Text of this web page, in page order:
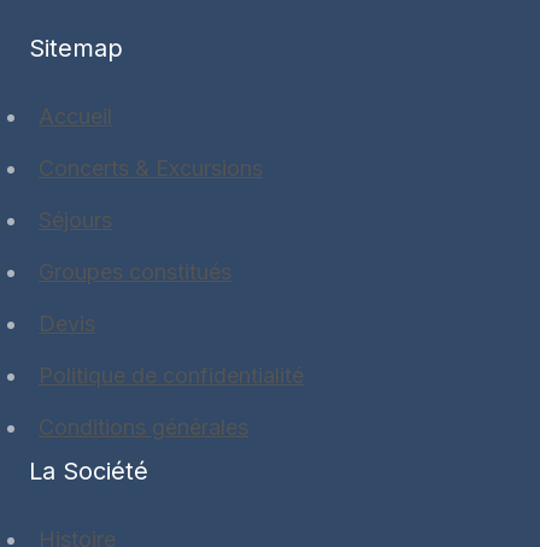
Sitemap
Accueil
Concerts & Excursions
Séjours
Groupes constitués
Devis
Politique de confidentialité
Conditions générales
La Société
Histoire